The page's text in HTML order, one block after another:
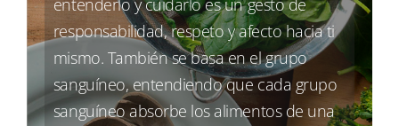
entenderlo y cuidarlo es un gesto de
responsabilidad, respeto y afecto hacia ti
mismo. También se basa en el grupo
sanguíneo, entendiendo que cada grupo
sanguíneo absorbe los alimentos de una